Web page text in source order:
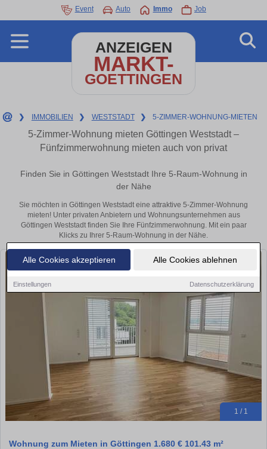
Alle Cookies akzeptieren Alle Cookies ablehnen
Einstellungen Datenschutzerklärung
Event Auto Immo Job
ANZEIGEN
MARKT-
GOETTINGEN
❯ IMMOBILIEN ❯ WESTSTADT ❯ 5-ZIMMER-WOHNUNG-MIETEN
5-Zimmer-Wohnung mieten Göttingen Weststadt –
Fünfzimmerwohnung mieten auch von privat
Finden Sie in Göttingen Weststadt Ihre 5-Raum-Wohnung in
der Nähe
Sie möchten in Göttingen Weststadt eine attraktive 5-Zimmer-Wohnung
mieten! Unter privaten Anbietern und Wohnungsunternehmen aus
Göttingen Weststadt finden Sie Ihre Fünfzimmerwohnung. Mit ein paar
Klicks zu Ihrer 5-Raum-Wohnung in der Nähe.
1 / 1
Wohnung zum Mieten in Göttingen 1.680 € 101.43 m²